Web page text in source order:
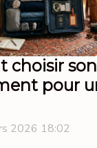
choisir son
pour
2026 18:02